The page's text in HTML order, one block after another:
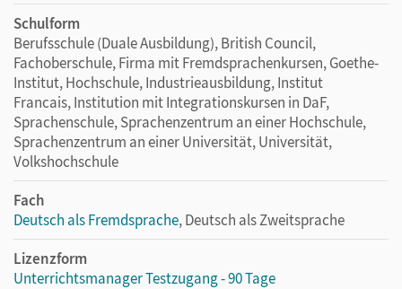
Schulform
Berufsschule (Duale Ausbildung), British Council,
Fachoberschule, Firma mit Fremdsprachenkursen, Goethe-
Institut, Hochschule, Industrieausbildung, Institut
Francais, Institution mit Integrationskursen in DaF,
Sprachenschule, Sprachenzentrum an einer Hochschule,
Sprachenzentrum an einer Universität, Universität,
Volkshochschule
Fach
Deutsch als Fremdsprache, Deutsch als Zweitsprache
Lizenzform
Unterrichtsmanager Testzugang - 90 Tage